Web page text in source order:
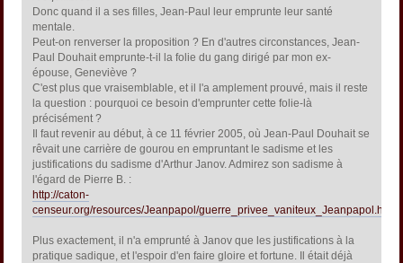
Donc quand il a ses filles, Jean-Paul leur emprunte leur santé
mentale.
Peut-on renverser la proposition ? En d'autres circonstances, Jean-
Paul Douhait emprunte-t-il la folie du gang dirigé par mon ex-
épouse, Geneviève ?
C'est plus que vraisemblable, et il l'a amplement prouvé, mais il reste
la question : pourquoi ce besoin d'emprunter cette folie-là
précisément ?
Il faut revenir au début, à ce 11 février 2005, où Jean-Paul Douhait se
rêvait une carrière de gourou en empruntant le sadisme et les
justifications du sadisme d'Arthur Janov. Admirez son sadisme à
l'égard de Pierre B. :
http://caton-
censeur.org/resources/Jeanpapol/guerre_privee_vaniteux_Jeanpapol.html
Plus exactement, il n'a emprunté à Janov que les justifications à la
pratique sadique, et l'espoir d'en faire gloire et fortune. Il était déjà